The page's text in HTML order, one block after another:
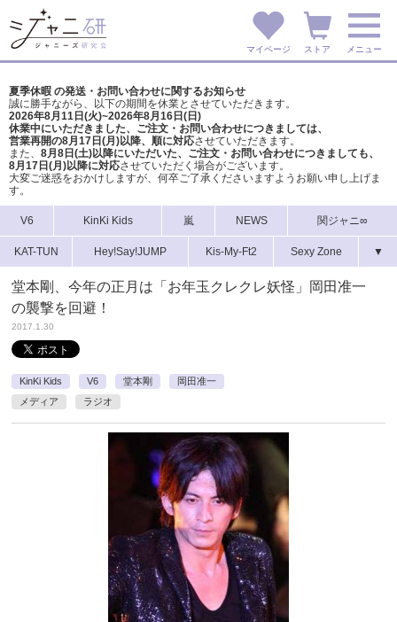
マイページ ストア メニュー
夏季休暇 の発送・お問い合わせに関するお知らせ
誠に勝手ながら、以下の期間を休業とさせていただきます。
2026年8月11日(火)~2026年8月16日(日)
休業中にいただきました、ご注文・お問い合わせにつきましては、
営業再開の8月17日(月)以降、順に対応させていただきます。
また、 8月8日(土)以降にいただいた、ご注文・ お問い合わせにつきましても、
8月17日(月)以降に対応させていただく場合がございます。
大変ご迷惑をおかけしますが、 何卒ご了承くださいますようお願い申し上げま
す。
V6 KinKi Kids 嵐 NEWS 関ジャニ∞
KAT-TUN Hey!Say!JUMP Kis-My-Ft2 Sexy Zone ▼
堂本剛、今年の正月は「お年玉クレクレ妖怪」岡田准一
の襲撃を回避！
2017.1.30
KinKi Kids V6 堂本剛
岡田准一
メディア
ラジオ